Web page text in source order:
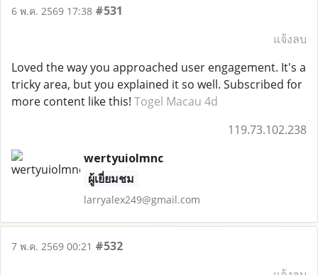
6 พ.ค. 2569 17:38 #531
แจ้งลบ
Loved the way you approached user engagement. It's a
tricky area, but you explained it so well. Subscribed for
more content like this! Togel Macau 4d
119.73.102.238
wertyuiolmnc
ผู้เยี่ยมชม
larryalex249@gmail.com
7 พ.ค. 2569 00:21 #532